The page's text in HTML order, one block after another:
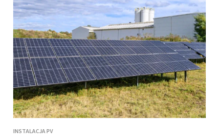
INSTALACJA PV